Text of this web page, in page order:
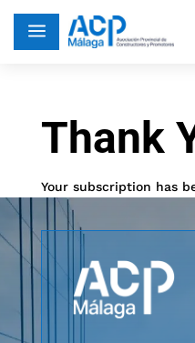
a
Thank
Your subscription has